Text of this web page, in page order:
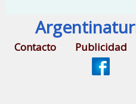
Contacto Publicidad